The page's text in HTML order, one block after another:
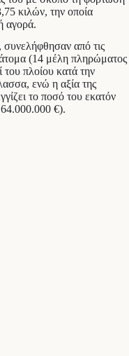
κιλών, την οποία
αγορά.
συνελήφθησαν από τις
(14 μέλη πληρώματος
του πλοίου κατά την
ενώ η αξία της
το ποσό του εκατόν
€).